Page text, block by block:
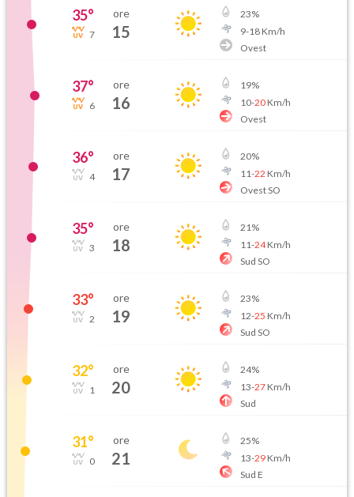
35°
7
ore
15
23%
9-18Km/h
Ovest
37°
6
ore
16
19%
10-20Km/h
Ovest
36°
4
ore
17
20%
11-22 Km/h
Ovest SO
35°
3
ore
18
21%
11-24Km/h
Sud SO
33°
2
ore
19
23%
12-25 Km/h
Sud SO
32°
1
ore
20
24%
13-27Km/h
Sud
31°
0
ore
21
25%
13-29Km/h
Sud E